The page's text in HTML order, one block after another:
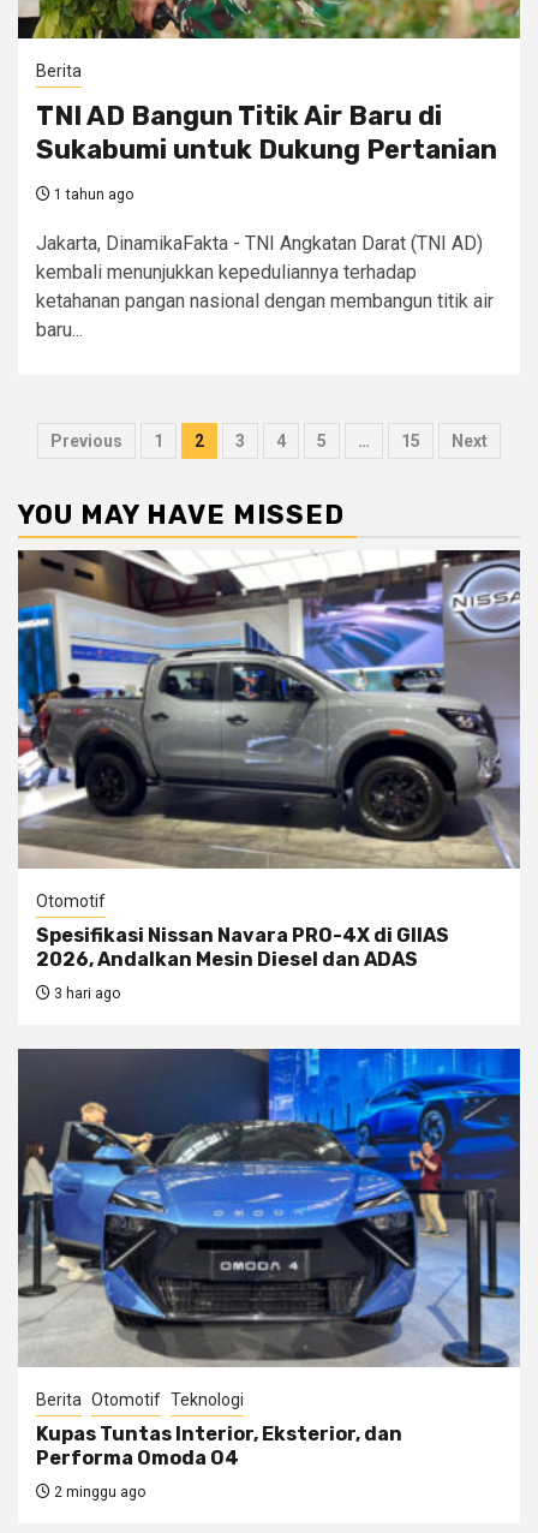
Berita
TNI AD Bangun Titik Air Baru di
Sukabumi untuk Dukung Pertanian
1 tahun ago
Jakarta, DinamikaFakta - TNI Angkatan Darat (TNI AD)
kembali menunjukkan kepeduliannya terhadap
ketahanan pangan nasional dengan membangun titik air
baru...
Paginasi
Previous 1 2 3 4 5 … 15 Next
YOU MAY HAVE MISSED
Otomotif
Spesifikasi Nissan Navara PRO-4X di GIIAS
2026, Andalkan Mesin Diesel dan ADAS
3 hari ago
Berita Otomotif Teknologi
Kupas Tuntas Interior, Eksterior, dan
Performa Omoda O4
2 minggu ago